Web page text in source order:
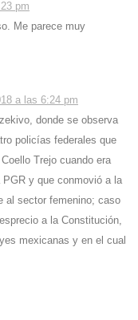
pm
Me parece muy
a las 6:24 pm
donde se observa
policías federales que
Trejo cuando era
y que conmovió a la
al sector femenino; caso
a la Constitución,
mexicanas y en el cual